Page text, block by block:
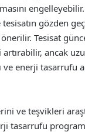
tesisatın gözden
Tesisat
ancak
enerji tasarrufu
ve teşvikleri
tasarrufu